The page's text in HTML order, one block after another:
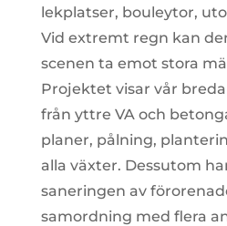
lekplatser, bouleytor,
Vid extremt regn kan
scenen ta emot stora
Projektet visar vår
från yttre VA och
planer, pålning,
alla växter. Dessutom
saneringen av
samordning med flera